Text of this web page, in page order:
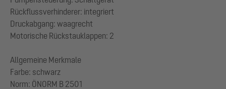
Rückflussverhinderer: integriert
Druckabgang: waagrecht
Motorische Rückstauklappen: 2
Allgemeine Merkmale
Farbe: schwarz
Norm: ÖNORM B 2501